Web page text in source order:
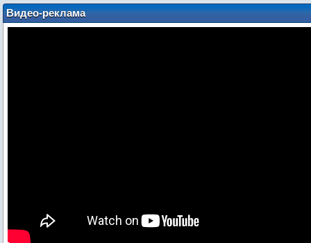
Видео-реклама